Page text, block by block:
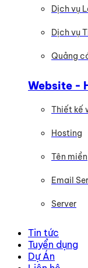
Dịch vụ
Dịch vụ
Quảng
Website -
Thiết kế
Hosting
Tên miền
Email
Server
Tin tức
Tuyển dụng
Dự Án